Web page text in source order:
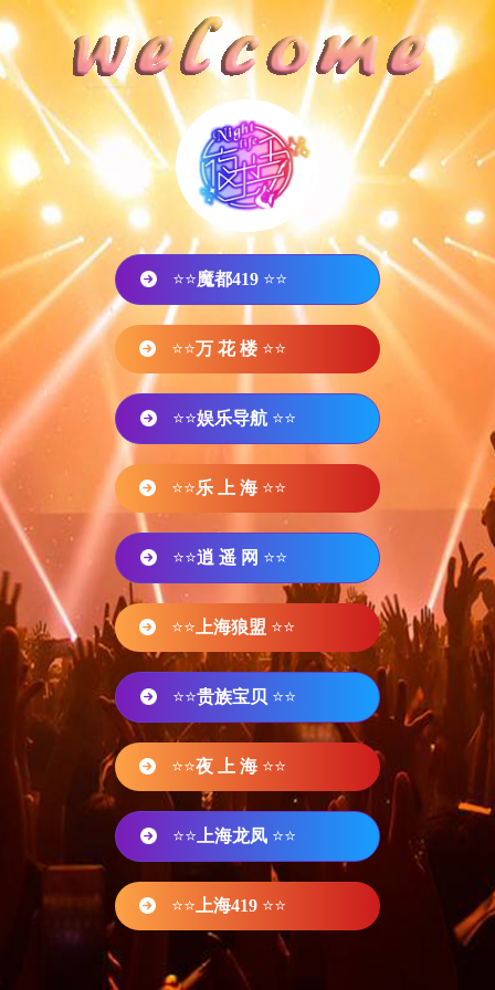
⭐⭐魔都419 ⭐⭐
⭐⭐万 花 楼 ⭐⭐
⭐⭐娱乐导航 ⭐⭐
⭐⭐乐 上 海 ⭐⭐
⭐⭐逍 遥 网 ⭐⭐
⭐⭐ 上海狼盟 ⭐⭐
⭐⭐贵族宝贝 ⭐⭐
⭐⭐夜 上 海 ⭐⭐
⭐⭐ 上海龙凤 ⭐⭐
⭐⭐ 上海419 ⭐⭐